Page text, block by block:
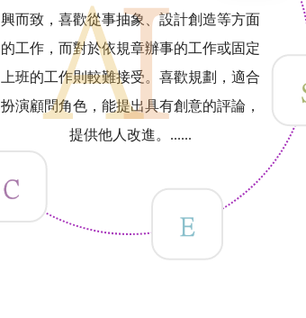
興而致，喜歡從事抽象、設計創造等方面
的工作，而對於依規章辦事的工作或固定
上班的工作則較難接受。喜歡規劃，適合
扮演顧問角色，能提出具有創意的評論，
提供他人改進。......